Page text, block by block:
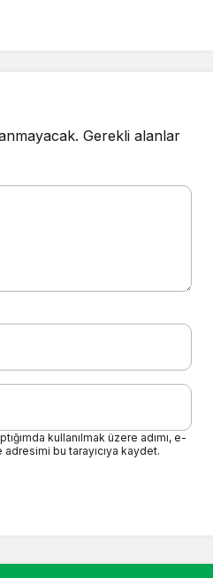
Gerekli alanlar
kullanılmak üzere adımı, e-
bu tarayıcıya kaydet.